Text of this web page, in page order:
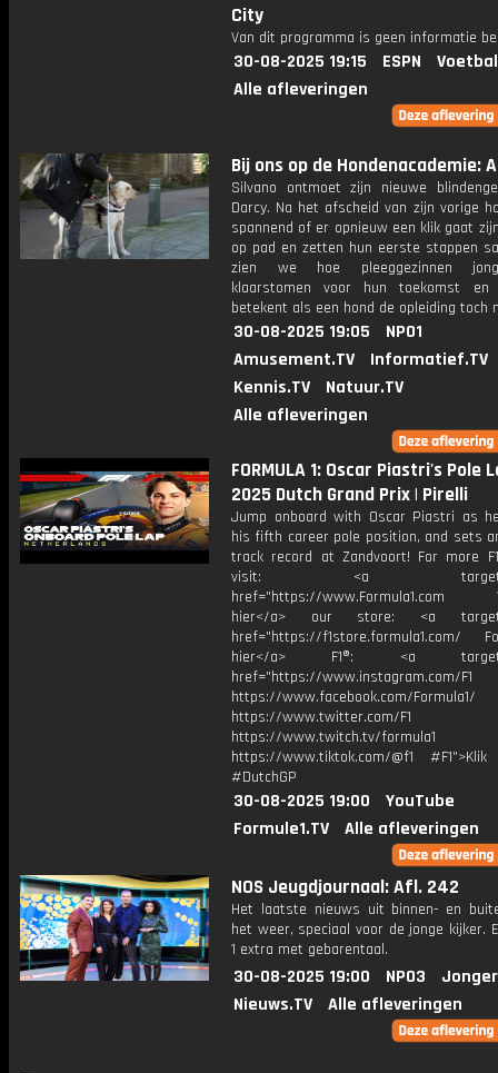
City
Van dit programma is geen informatie
30-08-2025 19:15 ESPN
Alle afleveringen
Bij ons op de Hondenacademie:
Silvano ontmoet zijn nieuwe
Darcy. Na het afscheid van zijn vorige
spannend of er opnieuw een klik gaat
op pad en zetten hun eerste stappen
zien we hoe pleeggezinnen
klaarstomen voor hun toekomst
betekent als een hond de opleiding toch
30-08-2025 19:05
NPO1
Amusement.TV
Informatief.TV
Kennis.TV
Natuur.TV
Alle afleveringen
FORMULA 1: Oscar Piastri's Pole
2025 Dutch Grand Prix | Pirelli
Jump onboard with Oscar Piastri as
his fifth career pole position, and sets
track record at Zandvoort! For more
visit: <a
href="https://www.Formula1.com
hier</a> our store: <a
href="https://f1store.formula1.com/
hier</a> F1®: <a
href="https://www.instagram.com/F1
https://www.facebook.com/Formula1/
https://www.twitter.com/F1
https://www.twitch.tv/formula1
https://www.tiktok.com/@f1
#DutchGP
30-08-2025 19:00
YouTube
Formule1.TV
Alle afleveringen
NOS Jeugdjournaal: Afl. 242
Het laatste nieuws uit binnen- en
het weer, speciaal voor de jonge kijker.
1 extra met gebarentaal.
30-08-2025 19:00 NPO3
Nieuws.TV
Alle afleveringen